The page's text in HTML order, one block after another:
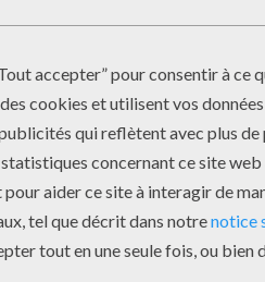
vos amis. Qui a dit que
d'intelligence ? Vous êtes
?